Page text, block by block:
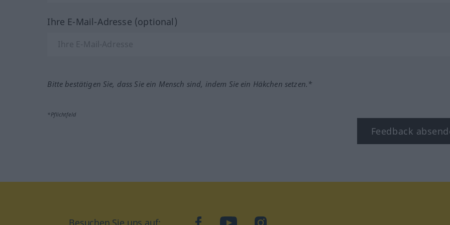
Ihre E-Mail-Adresse (optional)
Bitte bestätigen Sie, dass Sie ein Mensch sind, indem Sie ein Häkchen setzen.*
*Pflichtfeld
Feedback
facebookYouTubeInstagram